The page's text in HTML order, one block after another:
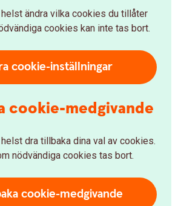
helst ändra vilka cookies du tillåter
cookies kan inte tas bort.
cookie-inställningar
cookie-medgivande
dra tillbaka dina val av cookies.
nödvändiga cookies tas bort.
cookie-medgivande